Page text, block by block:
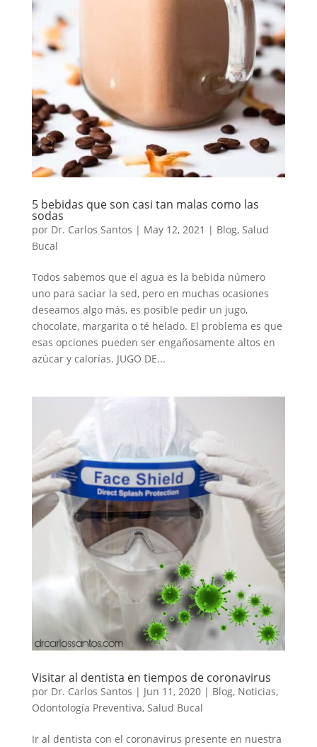
5 bebidas que son casi tan malas como las
sodas
por Dr. Carlos Santos | May 12, 2021 | Blog, Salud
Bucal
Todos sabemos que el agua es la bebida número
uno para saciar la sed, pero en muchas ocasiones
deseamos algo más, es posible pedir un jugo,
chocolate, margarita o té helado. El problema es que
esas opciones pueden ser engañosamente altos en
azúcar y calorías. JUGO DE...
Visitar al dentista en tiempos de coronavirus
por Dr. Carlos Santos | Jun 11, 2020| Blog, Noticias,
Odontología Preventiva, Salud Bucal
Ir al dentista con el coronavirus presente en nuestra